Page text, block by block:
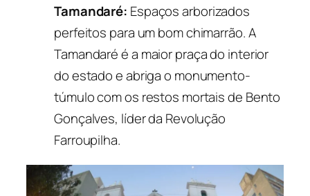
Tamandaré: Espaços arborizados
perfeitos para um bom chimarrão. A
Tamandaré é a maior praça do interior
do estado e abriga o monumento-
túmulo com os restos mortais de Bento
Gonçalves, líder da Revolução
Farroupilha.